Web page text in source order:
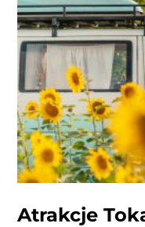
Atrakcje